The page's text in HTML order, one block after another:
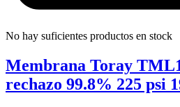
No hay suficientes productos en stock
Membrana Toray
rechazo 99.8% 225 psi